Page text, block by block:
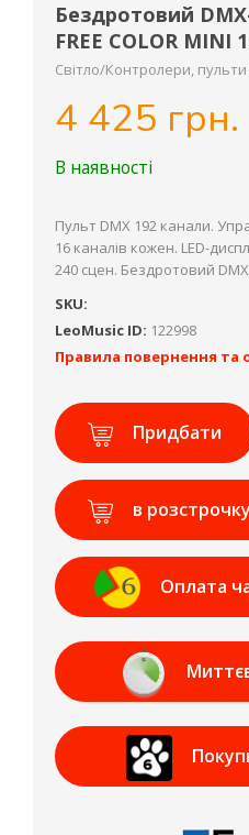
Бездротовий
FREE COLOR MINI
Світло/Контролери, пульти
4 425 грн.
В наявності
Пульт DMX 192 канали.
16 каналів кожен. LED-
240 сцен. Бездротовий
SKU:
LeoMusic ID: 122998
Правила повернення та
Придбати
в розстрочку
Оплата